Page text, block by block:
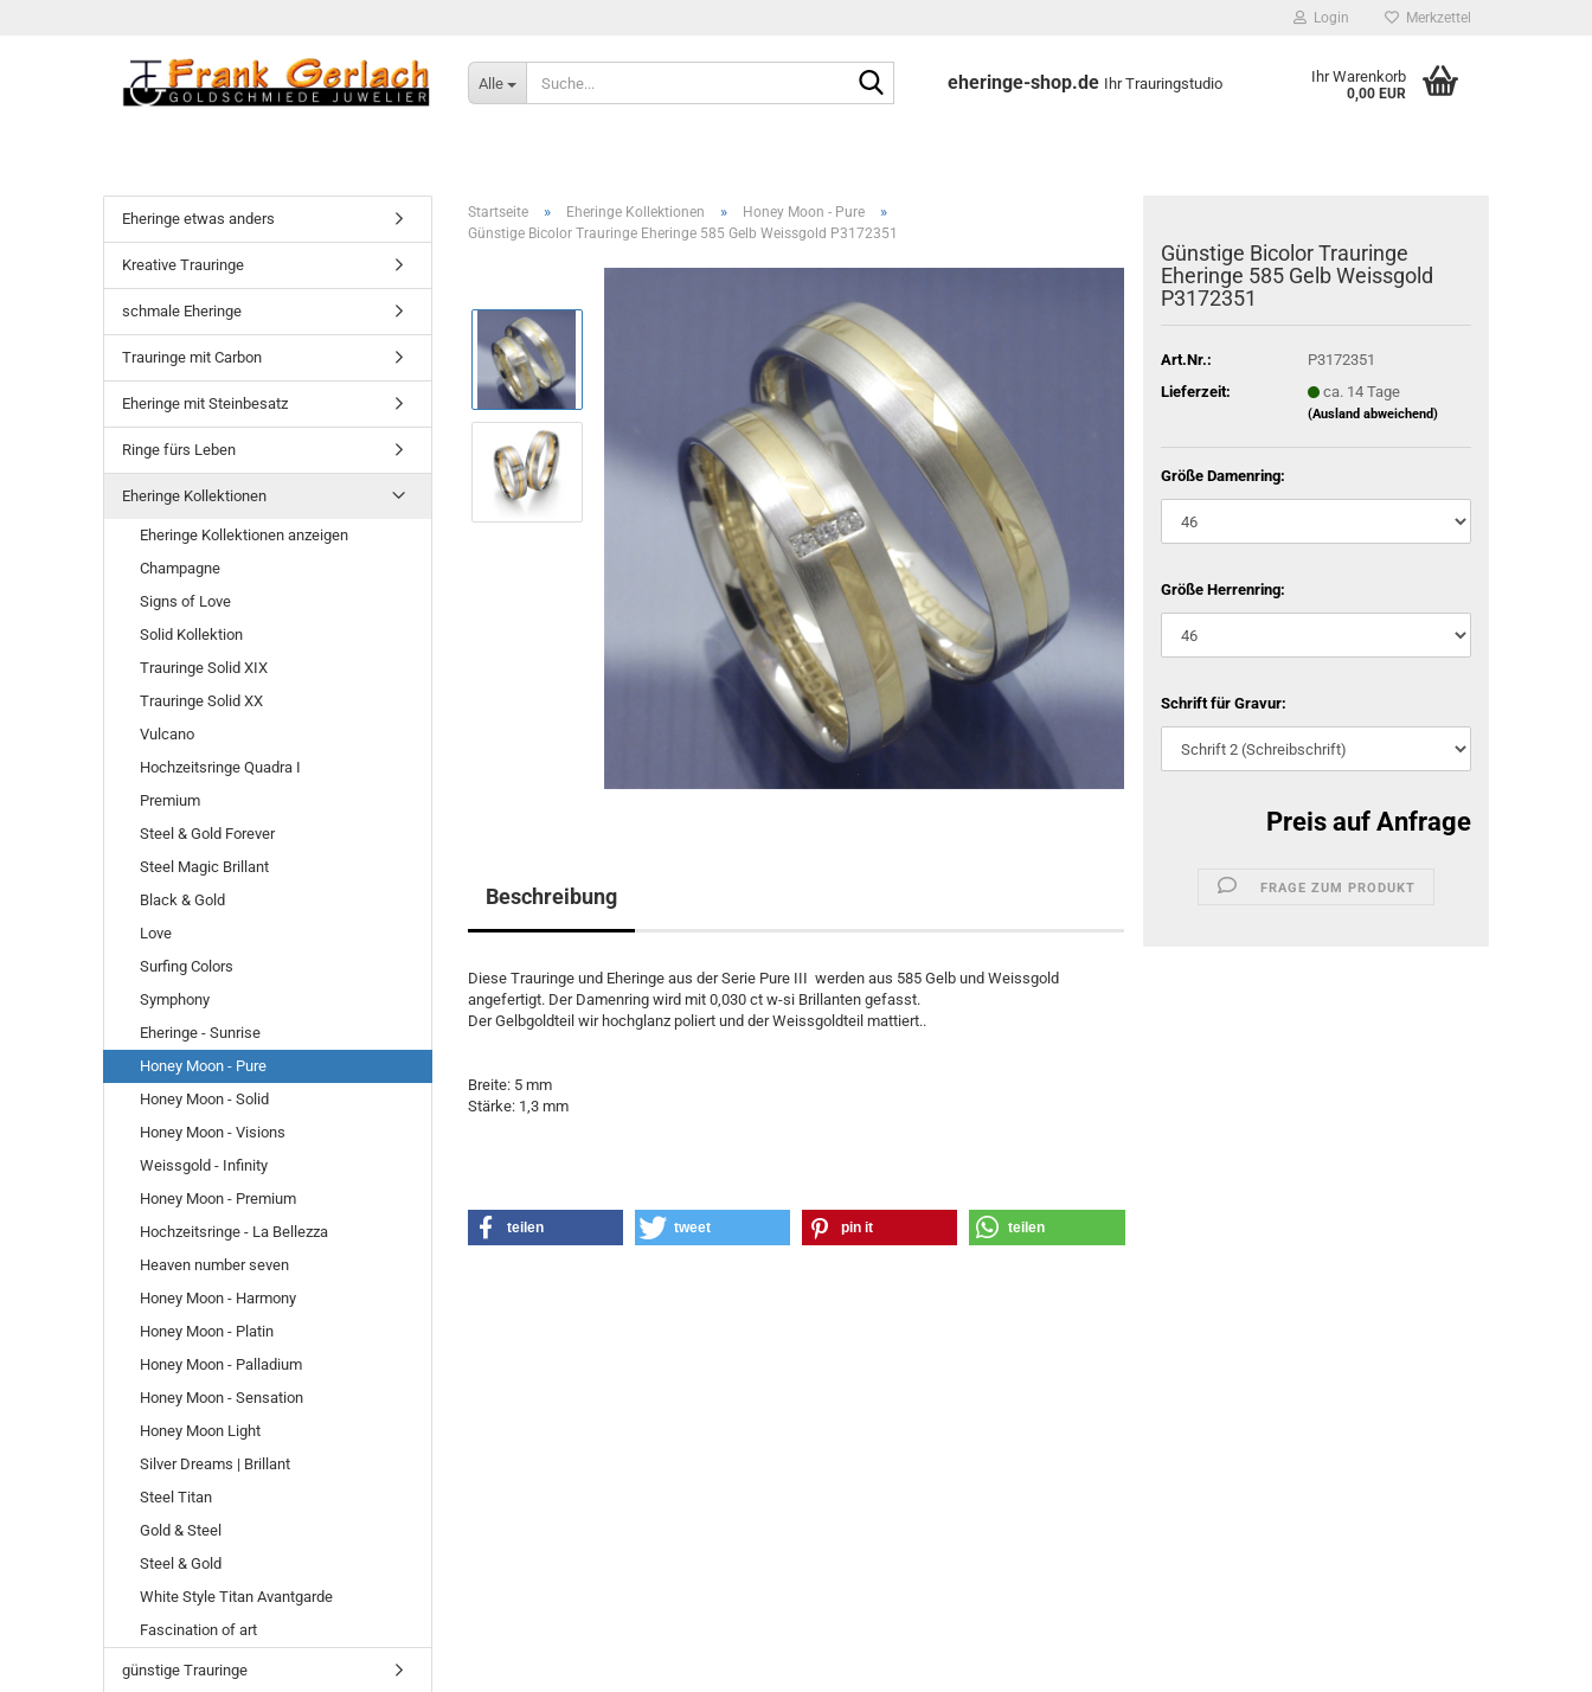
Login Merkzettel
Alle eheringe-shop.de Ihr Trauringstudio Ihr Warenkorb
0,00 EUR
Startseite » Eheringe Kollektionen » Honey Moon - Pure »
Günstige Bicolor Trauringe Eheringe 585 Gelb Weissgold P3172351
Günstige Bicolor Trauringe
Eheringe 585 Gelb Weissgold
P3172351
Art.Nr.:
P3172351
Lieferzeit:
ca. 14 Tage
(Ausland abweichend)
Größe Damenring:
Größe Herrenring:
Schrift für Gravur:
Preis auf Anfrage
FRAGE ZUM PRODUKT
Beschreibung
Diese Trauringe und Eheringe aus der Serie Pure III werden aus 585 Gelb und Weissgold
angefertigt. Der Damenring wird mit 0,030 ct w-si Brillanten gefasst.
Der Gelbgoldteil wir hochglanz poliert und der Weissgoldteil mattiert..
Breite: 5 mm
Stärke: 1,3 mm
teilen tweet pin it teilen
Eheringe etwas anders
Kreative Trauringe
schmale Eheringe
Trauringe mit Carbon
Eheringe mit Steinbesatz
Ringe fürs Leben
Eheringe Kollektionen
Eheringe Kollektionen anzeigen
Champagne
Signs of Love
Solid Kollektion
Trauringe Solid XIX
Trauringe Solid XX
Vulcano
Hochzeitsringe Quadra I
Premium
Steel & Gold Forever
Steel Magic Brillant
Black & Gold
Love
Surfing Colors
Symphony
Eheringe - Sunrise
Honey Moon - Pure
Honey Moon - Solid
Honey Moon - Visions
Weissgold - Infinity
Honey Moon - Premium
Hochzeitsringe - La Bellezza
Heaven number seven
Honey Moon - Harmony
Honey Moon - Platin
Honey Moon - Palladium
Honey Moon - Sensation
Honey Moon Light
Silver Dreams | Brillant
Steel Titan
Gold & Steel
Steel & Gold
White Style Titan Avantgarde
Fascination of art
günstige Trauringe